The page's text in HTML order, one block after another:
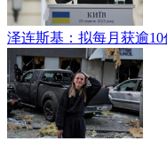
泽连斯基：拟每月获逾